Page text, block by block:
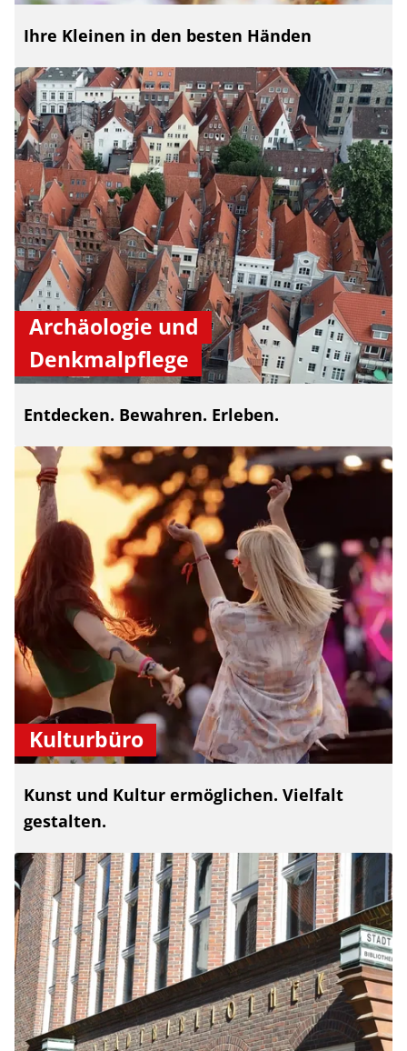
Ihre Kleinen in den besten Händen
Archäologie und
Denkmalpflege
Entdecken. Bewahren. Erleben.
Kulturbüro
Kunst und Kultur ermöglichen. Vielfalt
gestalten.